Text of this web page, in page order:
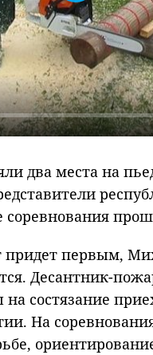
два места на
соревнования
придет первым,
Десантник-
на состязание
На